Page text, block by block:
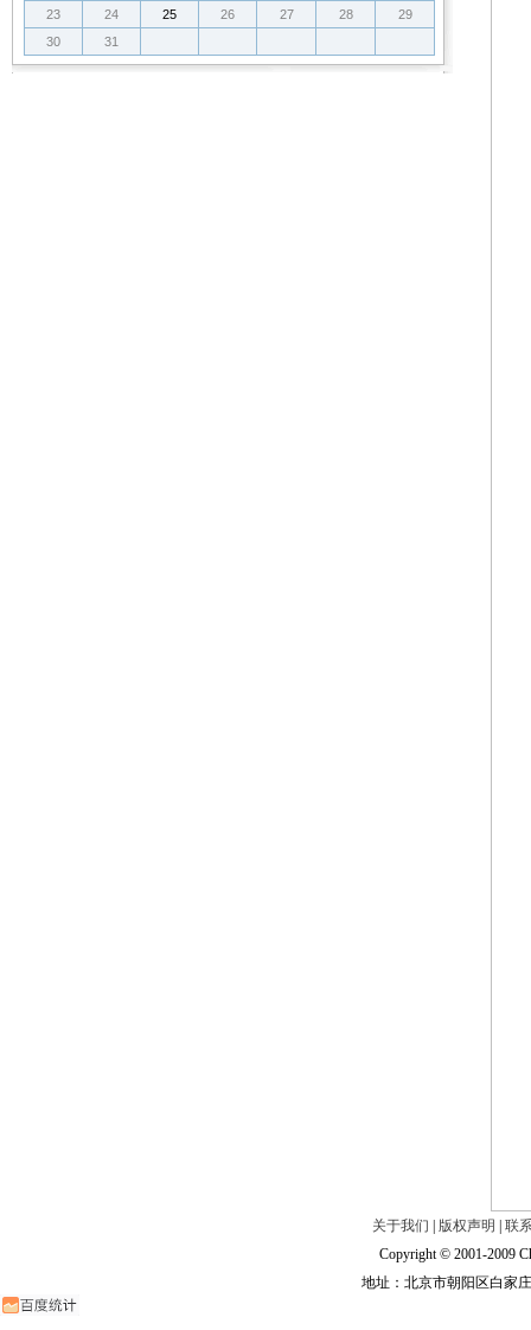
23
24 25 26 27 28
29
30
31
关于我们 版权声明
联
Copyright © 2001-2009
地址：北京市朝阳区白家